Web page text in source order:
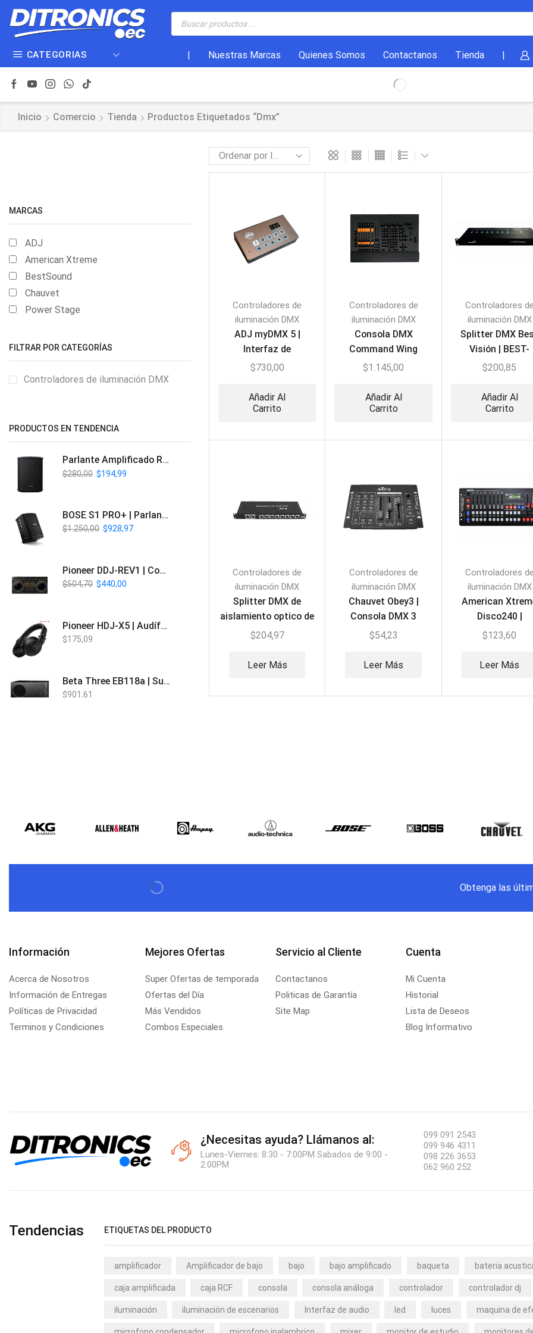
CATEGORIAS Nuestras Marcas Quienes Somos Contactanos Tienda
Inicio Comercio Tienda Productos Etiquetados “dmx”
Controladores de
iluminación DMX
ADJ myDMX 5 |
Interfaz de
Iluminación DMX
$730,00
Añadir Al
Carrito
Controladores de
iluminación DMX
Consola DMX
Command Wing
Controler Grand MA2
$1.145,00
Añadir Al
Carrito
Controladores de
iluminación DMX
Splitter DMX
Visión | BEST-
SPLITER-008
$200,85
Añadir Al
Carrito
Controladores de
iluminación DMX
Splitter DMX de
aislamiento optico de
8 vias | Power Stage
$204,97
Leer Más
Controladores de
iluminación DMX
Chauvet Obey3 |
Consola DMX 3
Canales
$54,23
Leer Más
Controladores de
iluminación DMX
American
Disco240 |
Controlador DMX
$123,60
Leer Más
MARCAS
ADJ
American Xtreme
BestSound
Chauvet
Power Stage
FILTRAR POR CATEGORÍAS
Controladores de iluminación DMX
PRODUCTOS EN TENDENCIA
Parlante Amplificado Recargable BT | Italy Audio ITL-PRO11
$280,00 $194,99
BOSE S1 PRO+ | Parlante Profesional PA Inalámbrico
$1.250,00 $928,97
Pioneer DDJ-REV1 | Controlador DJ de 2 canales estilo Scratch
$504,70 $440,00
Pioneer HDJ-X5 | Audífonos para DJ
$175,09
Beta Three EB118a | Sub Bajo Activo
$901,61
Obtenga las
Información
Acerca de Nosotros
Información de Entregas
Políticas de Privacidad
Terminos y Condiciones
Mejores Ofertas
Super Ofertas de temporada
Ofertas del Día
Más Vendidos
Combos Especiales
Servicio al Cliente
Contactanos
Politicas de Garantía
Site Map
Cuenta
Mi Cuenta
Historial
Lista de Deseos
Blog Informativo
¿Necesitas ayuda? Llámanos al:
Lunes-Viernes: 8:30 - 7:00PM Sabados de 9:00 -
2:00PM
099 091 2543
099 946 4311
098 226 3653
062 960 252
Tendencias ETIQUETAS DEL PRODUCTO
amplificador Amplificador de bajo bajo bajo amplificado baqueta bateria
caja amplificada caja RCF consola consola análoga controlador controlador dj
iluminación iluminación de escenarios Interfaz de audio led luces maquina de